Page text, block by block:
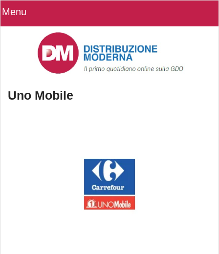
Menu
Uno Mobile